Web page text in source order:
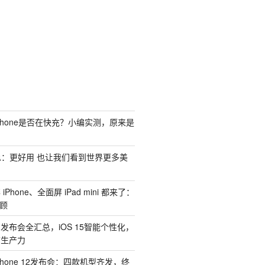
是否在快充？小编实测，原来是
更好用 也让我们看到世界更多美
、全面屏 iPad mini 都来了：
布会全汇总，iOS 15智能个性化，
产力
12发布会：四款机型齐发，终